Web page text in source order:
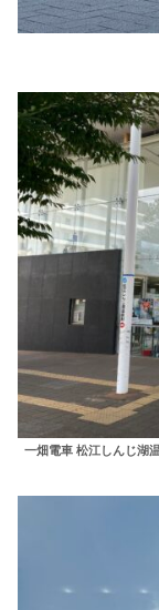
一畑電車 松江しんじ湖